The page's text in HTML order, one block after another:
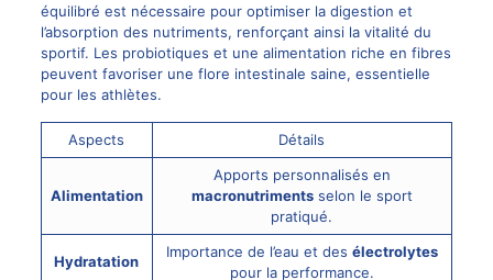
équilibré est nécessaire pour optimiser la digestion et
l’absorption des nutriments, renforçant ainsi la vitalité du
sportif. Les probiotiques et une alimentation riche en fibres
peuvent favoriser une flore intestinale saine, essentielle
pour les athlètes.
Aspects Détails
Alimentation
Apports personnalisés en
macronutrimentsselon le sport
pratiqué.
Hydratation
Importance de l’eau et des électrolytes
pour la performance.